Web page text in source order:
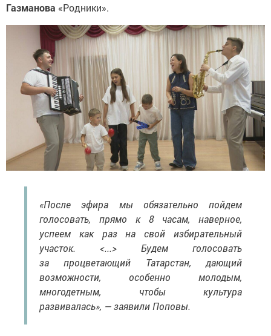
Газманова «Родники».
«После эфира мы обязательно пойдем
голосовать, прямо к 8 часам, наверное,
успеем как раз на свой избирательный
участок. <...> Будем голосовать
за процветающий Татарстан, дающий
возможности, особенно молодым,
многодетным, чтобы культура
развивалась», — заявили Поповы.